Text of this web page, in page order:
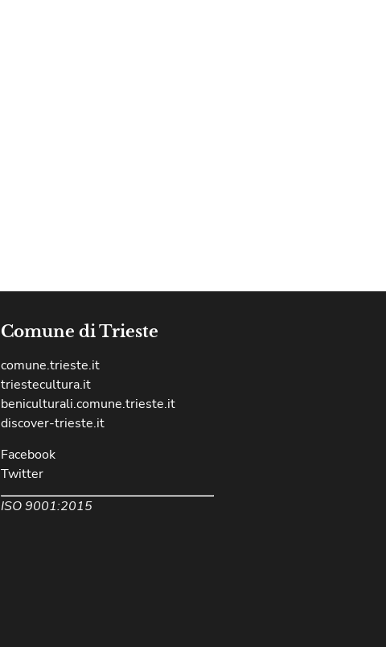
Comune di Trieste
comune.trieste.it
triestecultura.it
beniculturali.comune.trieste.it
discover-trieste.it
Facebook
Twitter
ISO 9001:2015